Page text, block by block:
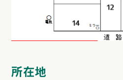
所在地